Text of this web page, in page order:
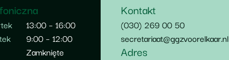
13:00 – 16:00
9:00 – 12:00
Zamknięte
Kontakt
(030) 269 00 50
secretariaat@ggzvoorelkaar.nl
Adres